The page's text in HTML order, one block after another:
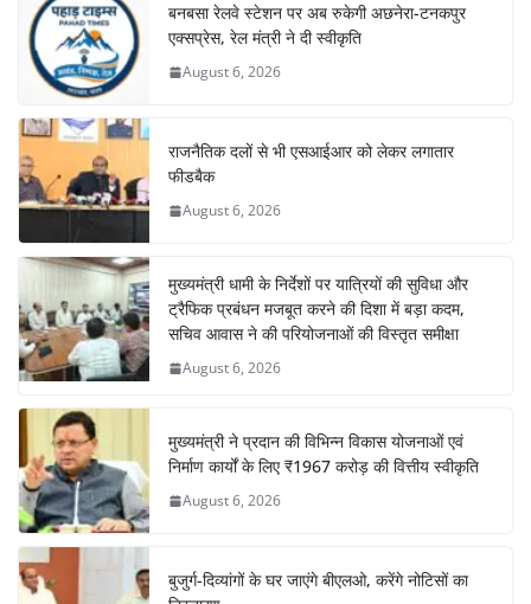
बनबसा रेलवे स्टेशन पर अब रुकेगी अछनेरा-टनकपुर
एक्सप्रेस, रेल मंत्री ने दी स्वीकृति
August 6, 2026
राजनैतिक दलों से भी एसआईआर को लेकर लगातार
फीडबैक
August 6, 2026
मुख्यमंत्री धामी के निर्देशों पर यात्रियों की सुविधा और
ट्रैफिक प्रबंधन मजबूत करने की दिशा में बड़ा कदम,
सचिव आवास ने की परियोजनाओं की विस्तृत समीक्षा
August 6, 2026
मुख्यमंत्री ने प्रदान की विभिन्न विकास योजनाओं एवं
निर्माण कार्यों के लिए ₹1967 करोड़ की वित्तीय स्वीकृति
August 6, 2026
बुजुर्ग-दिव्यांगों के घर जाएंगे बीएलओ, करेंगे नोटिसों का